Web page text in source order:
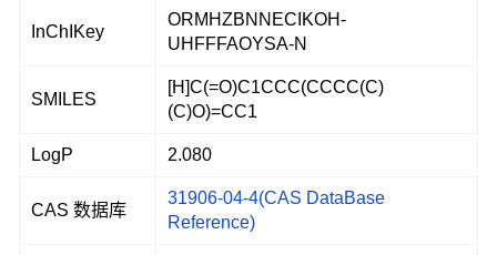
InChIKey
ORMHZBNNECIKOH-
UHFFFAOYSA-N
SMILES
[H]C(=O)C1CCC(CCCC(C)
(C)O)=CC1
LogP 2.080
CAS 数据库
31906-04-4(CAS DataBase
Reference)